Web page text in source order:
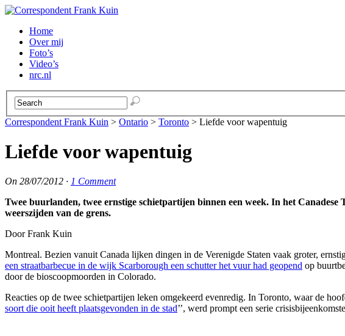
Home
Over mij
Foto’s
Video’s
nrc.nl
Correspondent Frank Kuin > Ontario > Toronto > Liefde voor wapentuig
Liefde voor wapentuig
On 28/07/2012 · 1 Comment
Twee buurlanden, twee ernstige schietpartijen binnen een week. In het
weerszijden van de grens.
Door Frank Kuin
Montreal. Bezien vanuit Canada lijken dingen in de Verenigde Staten vaak groter,
een straatbarbecue in de wijk Scarborough een schutter het vuur had geopend op
door de bioscoopmoorden in Colorado.
Reacties op de twee schietpartijen leken omgekeerd evenredig. In Toronto, waar de
soort die ooit heeft plaatsgevonden in de stad’’, werd prompt een serie